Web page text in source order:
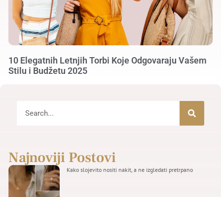
10 Elegatnih Letnjih Torbi Koje Odgovaraju Vašem
Stilu i Budžetu 2025
Najnoviji Postovi
Kako slojevito nositi nakit, a ne izgledati pretrpano